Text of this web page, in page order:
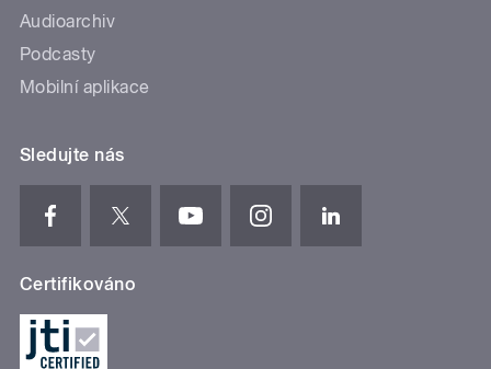
Audioarchiv
Podcasty
Mobilní aplikace
Sledujte nás
Certifikováno